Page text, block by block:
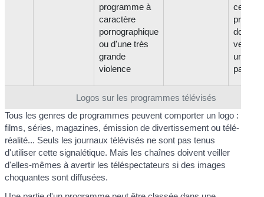
Logos sur les programmes télévisés
programme à
caractère
pornographique
ou d'une très
grande
violence
ces
doit être
un code
parental
Tous les genres de programmes peuvent comporter un logo :
films, séries, magazines, émission de divertissement ou télé-
réalité... Seuls les journaux télévisés ne sont pas tenus
d'utiliser cette signalétique. Mais les chaînes doivent veiller
d'elles-mêmes à avertir les téléspectateurs si des images
choquantes sont diffusées.